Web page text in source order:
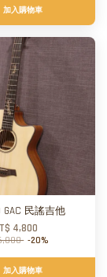
加入購物車
GAC 民謠吉他
4,800
-20%
加入購物車